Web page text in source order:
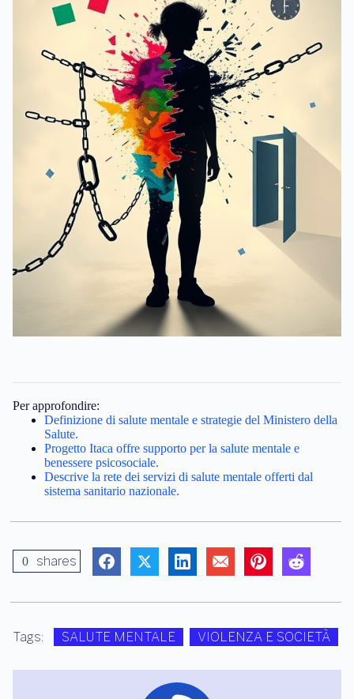
Per approfondire:
Definizione di salute mentale e strategie del Ministero della
Salute.
Progetto Itaca offre supporto per la salute mentale e
benessere psicosociale.
Descrive la rete dei servizi di salute mentale offerti dal
sistema sanitario nazionale.
0 shares
Tags: SALUTE MENTALE VIOLENZA E SOCIETÀ